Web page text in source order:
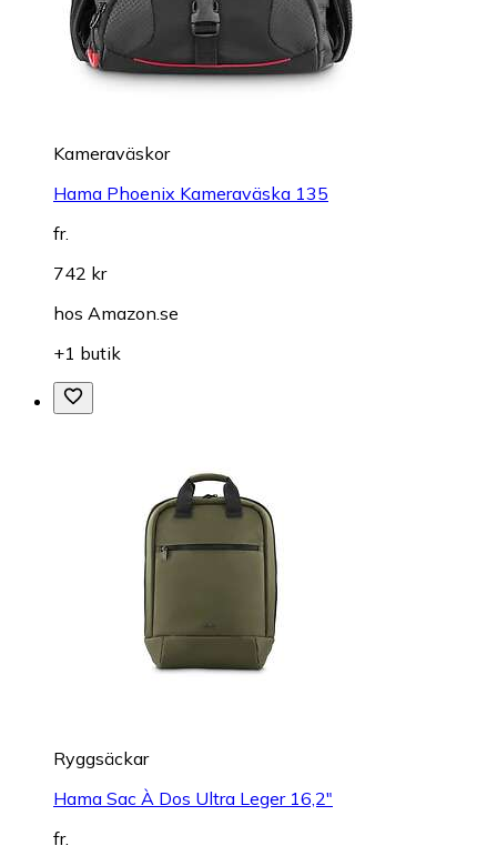
Kameraväskor
Hama Phoenix Kameraväska 135
fr.
742 kr
hos Amazon.se
+1 butik
Ryggsäckar
Hama Sac À Dos Ultra Leger 16,2"
fr.